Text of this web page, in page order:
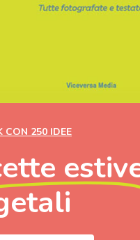
CON 250 IDEE